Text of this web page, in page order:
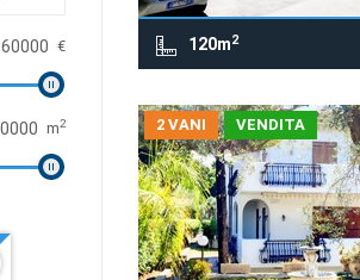
120m2
2 VANI VENDITA
€
m2